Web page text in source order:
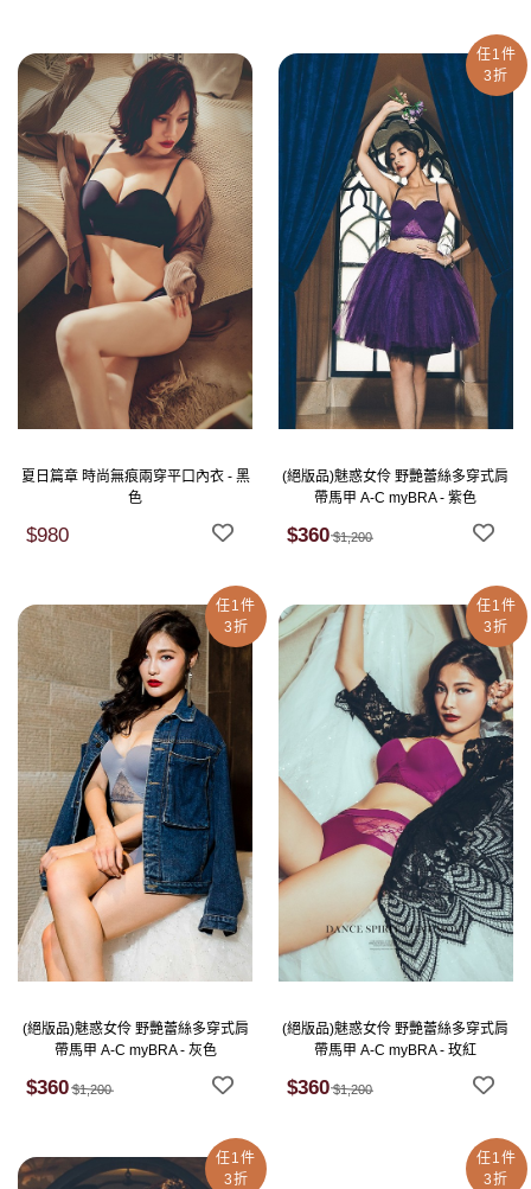
夏日篇章 時尚無痕兩穿平口內衣 - 黑
色
$980
任1件
3折
(絕版品)魅惑女伶 野艷蕾絲多穿式肩
帶馬甲 A-C myBRA - 紫色
$360 $1,200
任1件
3折
(絕版品)魅惑女伶 野艷蕾絲多穿式肩
帶馬甲 A-C myBRA - 灰色
$360 $1,200
任1件
3折
(絕版品)魅惑女伶 野艷蕾絲多穿式肩
帶馬甲 A-C myBRA - 玫紅
$360 $1,200
任1件
3折
任1件
3折